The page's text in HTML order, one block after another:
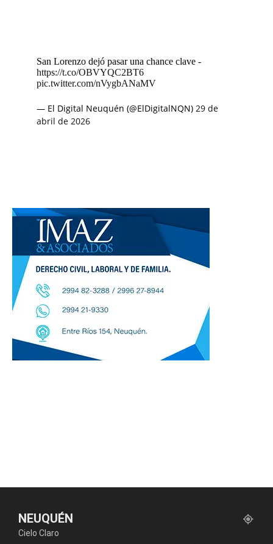
San Lorenzo dejó pasar una chance clave -
https://t.co/OBVYQC2BT6
pic.twitter.com/nVygbANaMV
— El Digital Neuquén (@ElDigitalNQN) 29 de
abril de 2026
NEUQUÉN
Cielo Claro